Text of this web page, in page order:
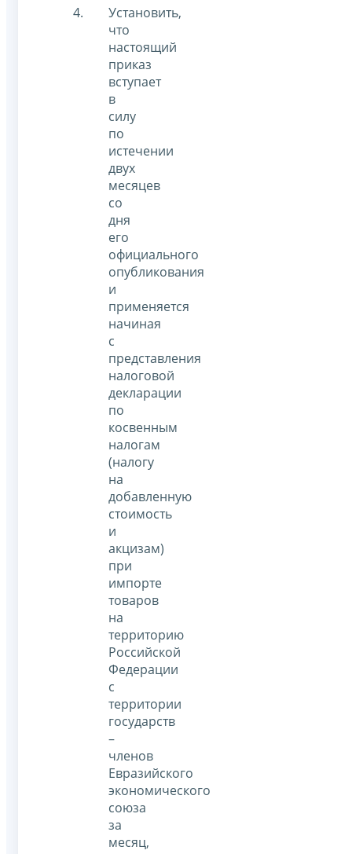
Установить,
что
настоящий
приказ
вступает
в
силу
по
истечении
двух
месяцев
со
дня
его
официального
опубликования
и
применяется
начиная
с
представления
налоговой
декларации
по
косвенным
налогам
(налогу
на
добавленную
стоимость
и
акцизам)
при
импорте
товаров
на
территорию
Российской
Федерации
с
территории
государств
–
членов
Евразийского
экономического
союза
за
месяц,